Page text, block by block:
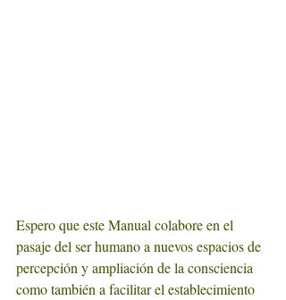
Espero que este Manual colabore en el
pasaje del ser humano a nuevos espacios de
percepción y ampliación de la consciencia
como también a facilitar el establecimiento